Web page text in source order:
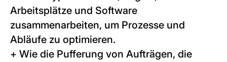
Arbeitsplätze und Software
zusammenarbeiten, um Prozesse und
Abläufe zu optimieren.
+ Wie die Pufferung von Aufträgen, die